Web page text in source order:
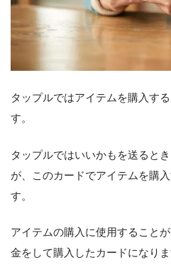
タップルではアイテムを購入す
す。
タップルではいいかもを送ると
が、このカードでアイテムを購
す。
アイテムの購入に使用すること
金をして購入したカードになりま